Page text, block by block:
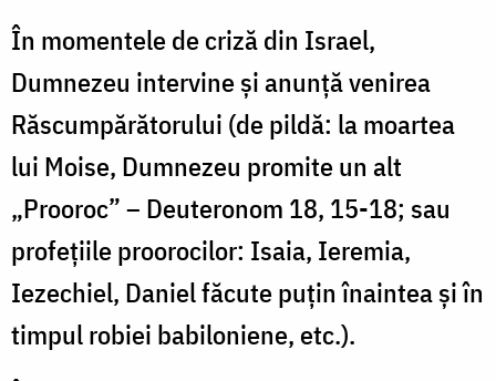
În momentele de criză din Israel,
Dumnezeu intervine şi anunţă venirea
Răscumpărătorului (de pildă: la moartea
lui Moise, Dumnezeu promite un alt
„Prooroc” – Deuteronom 18, 15-18; sau
profeţiile proorocilor: Isaia, Ieremia,
Iezechiel, Daniel făcute puţin înaintea şi în
timpul robiei babiloniene, etc.).